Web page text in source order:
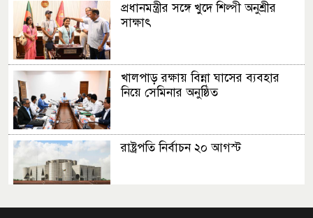
প্রধানমন্ত্রীর সঙ্গে খুদে শিল্পী অনুশ্রীর
সাক্ষাৎ
খালপাড় রক্ষায় বিন্না ঘাসের ব্যবহার
নিয়ে সেমিনার অনুষ্ঠিত
রাষ্ট্রপতি নির্বাচন ২০ আগস্ট